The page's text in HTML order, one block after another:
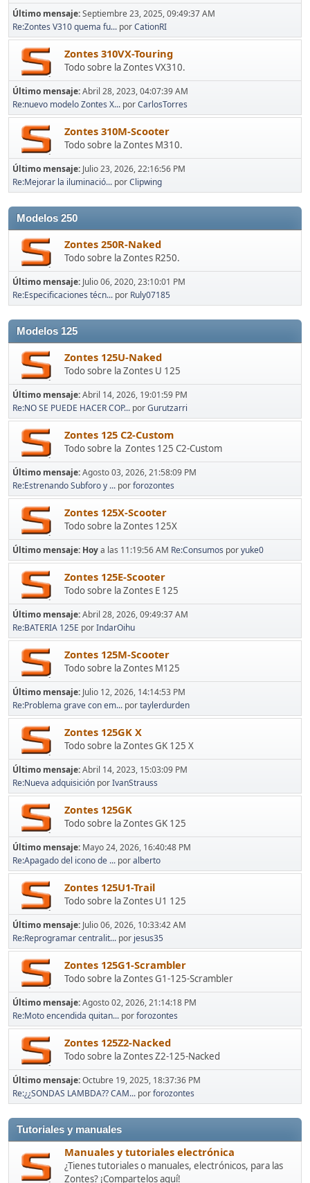
Último mensaje:Septiembre 23, 2025, 09:49:37 AM
Re:Zontes V310 quema fu... porCationRI
Zontes 310VX-Touring
Todo sobre la Zontes VX310.
Último mensaje:Abril 28, 2023, 04:07:39 AM
Re:nuevo modelo Zontes X... porCarlosTorres
Zontes 310M-Scooter
Todo sobre la Zontes M310.
Último mensaje: Julio 23, 2026, 22:16:56 PM
Re:Mejorar la iluminació... porClipwing
Modelos 250
Zontes 250R-Naked
Todo sobre la Zontes R250.
Último mensaje: Julio 06, 2020, 23:10:01 PM
Re:Especificaciones técn... por Ruly07185
Modelos 125
Zontes 125U-Naked
Todo sobre la Zontes U 125
Último mensaje:Abril 14, 2026, 19:01:59 PM
Re:NO SE PUEDE HACER COP... porGurutzarri
Zontes 125 C2-Custom
Todo sobre la Zontes 125 C2-Custom
Último mensaje:Agosto 03, 2026, 21:58:09 PM
Re:Estrenando Subforo y ... porforozontes
Zontes 125X-Scooter
Todo sobre la Zontes 125X
Último mensaje: Hoya las 11:19:56 AM Re:Consumos poryuke0
Zontes 125E-Scooter
Todo sobre la Zontes E 125
Último mensaje:Abril 28, 2026, 09:49:37 AM
Re:BATERIA 125E porIndarOihu
Zontes 125M-Scooter
Todo sobre la Zontes M125
Último mensaje: Julio 12, 2026, 14:14:53 PM
Re:Problema grave con em... portaylerdurden
Zontes 125GK X
Todo sobre la Zontes GK 125 X
Último mensaje:Abril 14, 2023, 15:03:09 PM
Re:Nueva adquisición porIvanStrauss
Zontes 125GK
Todo sobre la Zontes GK 125
Último mensaje: Mayo 24, 2026, 16:40:48 PM
Re:Apagado del icono de ... poralberto
Zontes 125U1-Trail
Todo sobre la Zontes U1 125
Último mensaje: Julio 06, 2026, 10:33:42 AM
Re:Reprogramar centralit... por jesus35
Zontes 125G1-Scrambler
Todo sobre la Zontes G1-125-Scrambler
Último mensaje:Agosto 02, 2026, 21:14:18 PM
Re:Moto encendida quitan... porforozontes
Zontes 125Z2-Nacked
Todo sobre la Zontes Z2-125-Nacked
Último mensaje:Octubre 19, 2025, 18:37:36 PM
Re:¿¿SONDAS LAMBDA?? CAM... porforozontes
Tutoriales y manuales
Manuales y tutoriales electrónica
¿Tienes tutoriales o manuales, electrónicos, para las
Zontes? ¡Compartelos aquí!